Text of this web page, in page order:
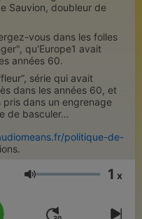
Sauvion, doubleur de
vous dans les folles
qu'Europe1 avait
années 60.
série qui avait
dans les années 60, et
dans un engrenage
de basculer…
politique-de-
음량 1 x